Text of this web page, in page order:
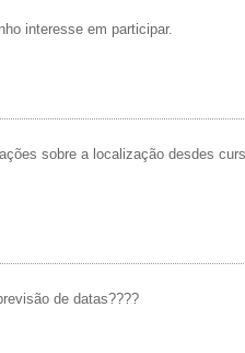
interesse em participar.
sobre a localização desdes
de datas????